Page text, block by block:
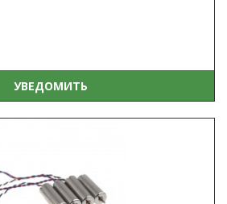
УВЕДОМИТЬ